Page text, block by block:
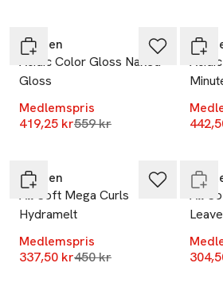
Redken
Acidic Color Gloss Naked
Gloss
Medlemspris
419,25 krLägsta pris 30 dagar
559 kr
Redken
All Soft Mega Curls
Hydramelt
Medlemspris
337,50 krLägsta pris 30 dagar
450 kr
-25%
All
-25%
-25%